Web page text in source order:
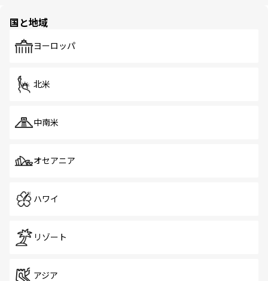
で、ホーカーズは地元の風情を楽しめる外せないスポット
国と地域
ヨーロッパ
北米
中南米
オセアニア
ハワイ
リゾート
アジア